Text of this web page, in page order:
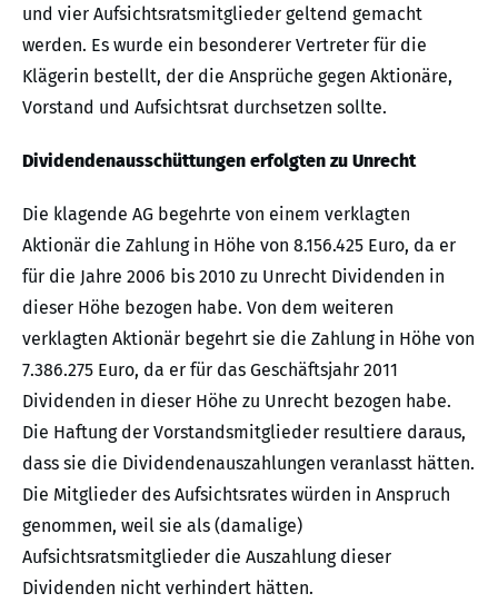
und vier Aufsichtsratsmitglieder geltend gemacht
werden. Es wurde ein besonderer Vertreter für die
Klägerin bestellt, der die Ansprüche gegen Aktionäre,
Vorstand und Aufsichtsrat durchsetzen sollte.
Dividendenausschüttungen erfolgten zu Unrecht
Die klagende AG begehrte von einem verklagten
Aktionär die Zahlung in Höhe von 8.156.425 Euro, da er
für die Jahre 2006 bis 2010 zu Unrecht Dividenden in
dieser Höhe bezogen habe. Von dem weiteren
verklagten Aktionär begehrt sie die Zahlung in Höhe von
7.386.275 Euro, da er für das Geschäftsjahr 2011
Dividenden in dieser Höhe zu Unrecht bezogen habe.
Die Haftung der Vorstandsmitglieder resultiere daraus,
dass sie die Dividendenauszahlungen veranlasst hätten.
Die Mitglieder des Aufsichtsrates würden in Anspruch
genommen, weil sie als (damalige)
Aufsichtsratsmitglieder die Auszahlung dieser
Dividenden nicht verhindert hätten.